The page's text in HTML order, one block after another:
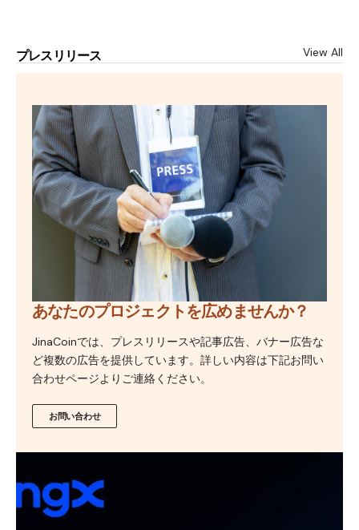
プレスリリース View All
あなたのプロジェクトを広めませんか？
JinaCoinでは、プレスリリースや記事広告、バナー広告な
ど複数の広告を提供しています。詳しい内容は下記お問い
合わせページよりご連絡ください。
お問い合わせ